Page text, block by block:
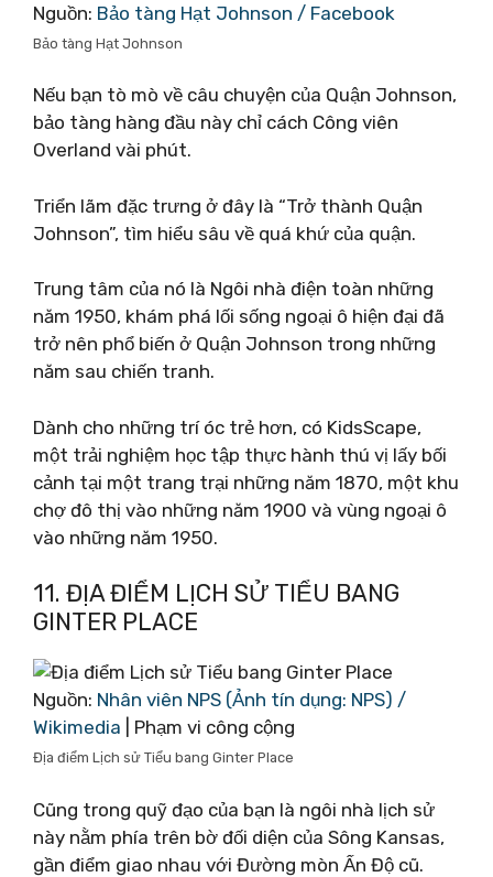
Nguồn: Bảo tàng Hạt Johnson / Facebook
Bảo tàng Hạt Johnson
Nếu bạn tò mò về câu chuyện của Quận Johnson,
bảo tàng hàng đầu này chỉ cách Công viên
Overland vài phút.
Triển lãm đặc trưng ở đây là “Trở thành Quận
Johnson”, tìm hiểu sâu về quá khứ của quận.
Trung tâm của nó là Ngôi nhà điện toàn những
năm 1950, khám phá lối sống ngoại ô hiện đại đã
trở nên phổ biến ở Quận Johnson trong những
năm sau chiến tranh.
Dành cho những trí óc trẻ hơn, có KidsScape,
một trải nghiệm học tập thực hành thú vị lấy bối
cảnh tại một trang trại những năm 1870, một khu
chợ đô thị vào những năm 1900 và vùng ngoại ô
vào những năm 1950.
11. ĐỊA ĐIỂM LỊCH SỬ TIỂU BANG
GINTER PLACE
Nguồn: Nhân viên NPS (Ảnh tín dụng: NPS) /
Wikimedia | Phạm vi công cộng
Địa điểm Lịch sử Tiểu bang Ginter Place
Cũng trong quỹ đạo của bạn là ngôi nhà lịch sử
này nằm phía trên bờ đối diện của Sông Kansas,
gần điểm giao nhau với Đường mòn Ấn Độ cũ.